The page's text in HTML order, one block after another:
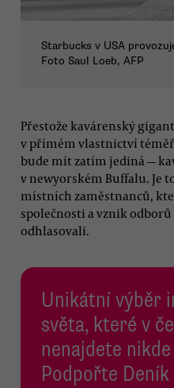
Starbucks v USA
Foto Saul Loeb, AFP
Přestože kavárenský
v přímém vlastnictví
bude mít zatím jediná —
v newyorském Buffalu. Je
místních zaměstnanců,
společnosti a vznik
odhlasovali.
Unikátní výběr
světa, které v
nenajdete
Podpořte